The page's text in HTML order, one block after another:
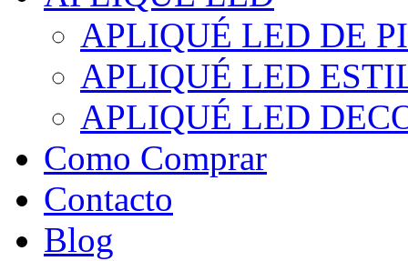
APLIQUÉ LED DE
APLIQUÉ LED
APLIQUÉ LED
Como Comprar
Contacto
Blog